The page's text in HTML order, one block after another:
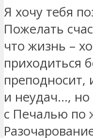
Я хочу тебя
Пожелать
что жизнь –
приходиться
преподносит,
и неудач…, но
с Печалью по